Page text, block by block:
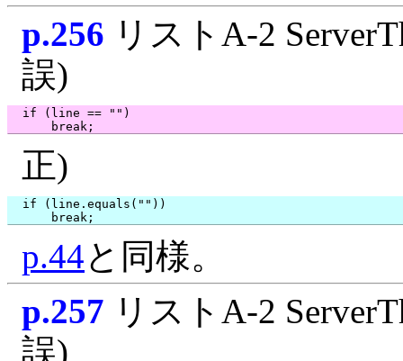
p.256 リストA-2
誤)
  if (line == "")
正)
  if (line.equals(""))
p.44と同様。
p.257 リストA-2
誤)